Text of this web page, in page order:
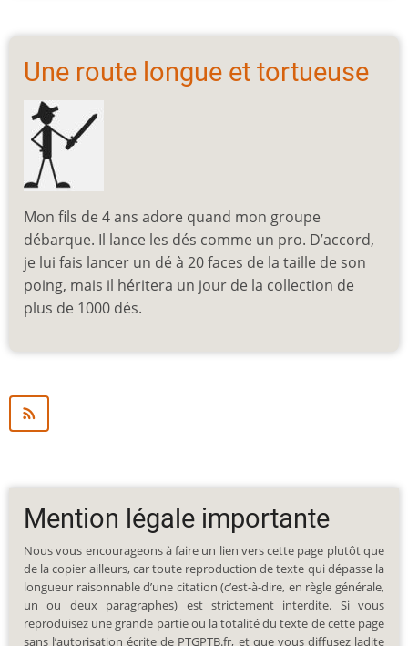
Une route longue et tortueuse
Mon fils de 4 ans adore quand mon groupe
débarque. Il lance les dés comme un pro. D’accord,
je lui fais lancer un dé à 20 faces de la taille de son
poing, mais il héritera un jour de la collection de
plus de 1000 dés.
Mention légale importante
Nous vous encourageons à faire un lien vers cette page plutôt que
de la copier ailleurs, car toute reproduction de texte qui dépasse la
longueur raisonnable d’une citation (c’est-à-dire, en règle générale,
un ou deux paragraphes) est strictement interdite. Si vous
reproduisez une grande partie ou la totalité du texte de cette page
sans l’autorisation écrite de PTGPTB.fr, et que vous diffusez ladite